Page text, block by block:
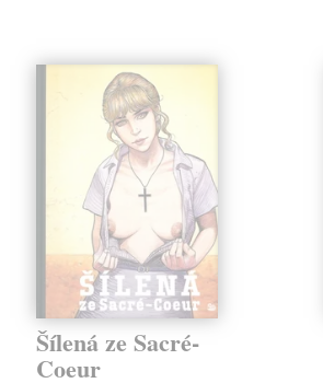
Šílená ze Sacré-
Coeur